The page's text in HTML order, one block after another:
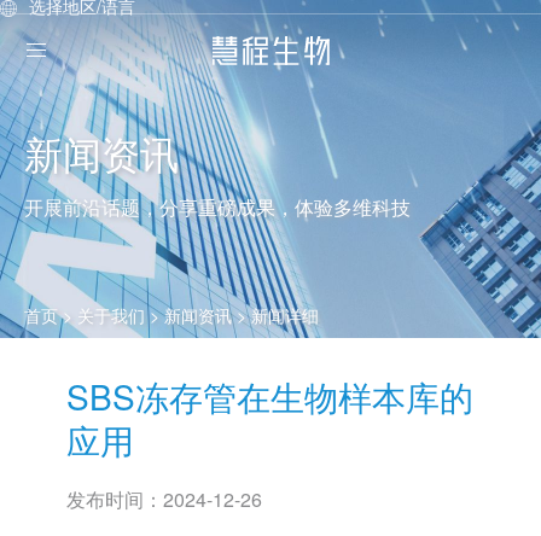
选择地区/语言
新闻资讯
开展前沿话题，分享重磅成果，体验多维科技
首页> 关于我们 > 新闻资讯> 新闻详细
SBS冻存管在生物样本库的
应用
发布时间： 2024-12-26